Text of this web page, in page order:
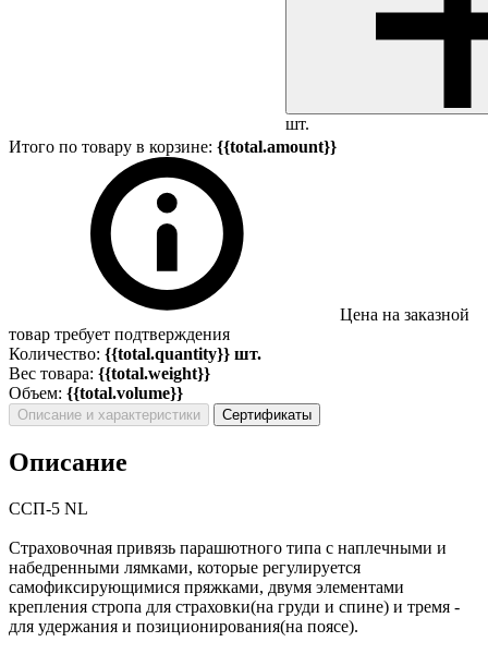
шт.
Итого по товару в корзине: {{total.amount}}
Цена на заказной
товар требует подтверждения
Количество: {{total.quantity}} шт.
Вес товара: {{total.weight}}
Объем: {{total.volume}}
Описание и характеристики Сертификаты
Описание
ССП-5 NL
Страховочная привязь парашютного типа с наплечными и
набедренными лямками, которые регулируется
самофиксирующимися пряжками, двумя элементами
крепления стропа для страховки(на груди и спине) и тремя -
для удержания и позиционирования(на поясе).